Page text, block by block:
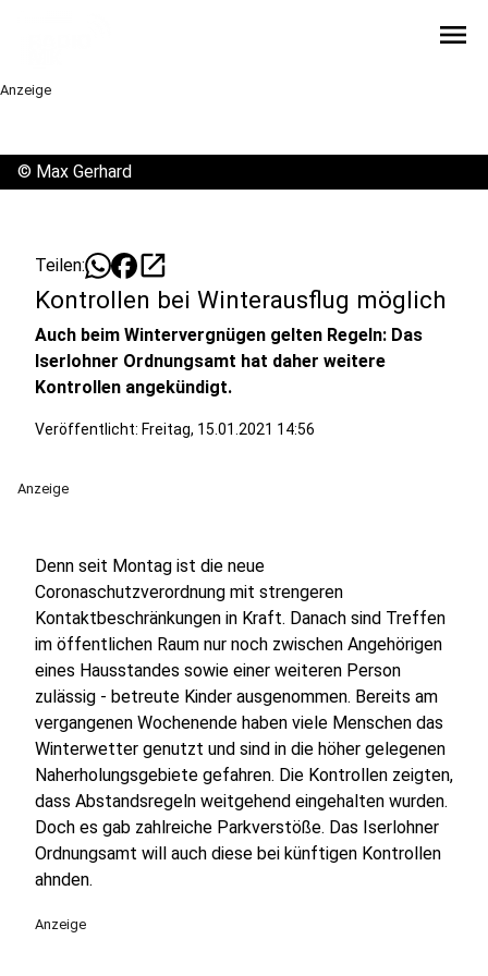
menu
Anzeige
© Max Gerhard
Teilen: open_in_new
Kontrollen bei Winterausflug möglich
Auch beim Wintervergnügen gelten Regeln: Das
Iserlohner Ordnungsamt hat daher weitere
Kontrollen angekündigt.
Veröffentlicht: Freitag, 15.01.2021 14:56
Anzeige
Denn seit Montag ist die neue
Coronaschutzverordnung mit strengeren
Kontaktbeschränkungen in Kraft. Danach sind Treffen
im öffentlichen Raum nur noch zwischen Angehörigen
eines Hausstandes sowie einer weiteren Person
zulässig - betreute Kinder ausgenommen. Bereits am
vergangenen Wochenende haben viele Menschen das
Winterwetter genutzt und sind in die höher gelegenen
Naherholungsgebiete gefahren. Die Kontrollen zeigten,
dass Abstandsregeln weitgehend eingehalten wurden.
Doch es gab zahlreiche Parkverstöße. Das Iserlohner
Ordnungsamt will auch diese bei künftigen Kontrollen
ahnden.
Anzeige